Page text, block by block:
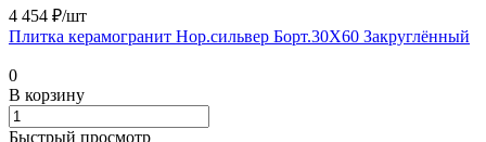
4 454 ₽/шт
Плитка керамогранит Нор.сильвер Борт.30X60 Закруглённый
0
В корзину
Быстрый просмотр